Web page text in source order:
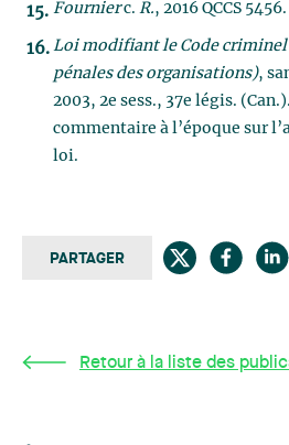
Fournierc. R., 2016 QCCS 5456.
Loi modifiant le Code
pénales des organisations),
2003, 2e sess., 37e légis.
commentaire à l’époque sur
loi.
PARTAGER
Retour à la liste des